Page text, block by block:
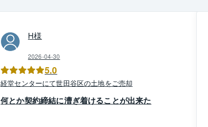
H様
2026-04-30
5.0
経堂センターにて世田谷区の土地をご売却
何とか契約締結に漕ぎ着けることが出来た